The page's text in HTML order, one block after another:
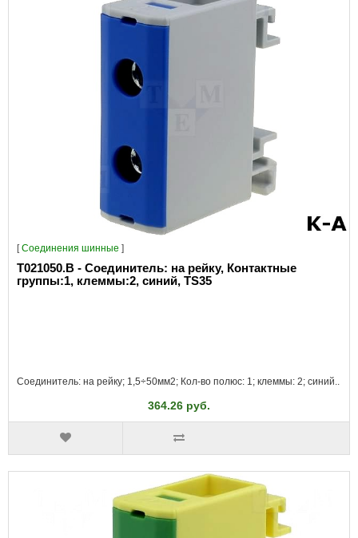
[Соединения шинные ]
T021050.B - Соединитель: на рейку, Контактные
группы:1, клеммы:2, синий, TS35
Соединитель: на рейку; 1,5÷50мм2; Кол-во полюс: 1; клеммы: 2; синий..
364.26 руб.